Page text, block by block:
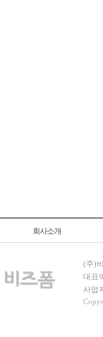
회사소개
(주)
대표
사업